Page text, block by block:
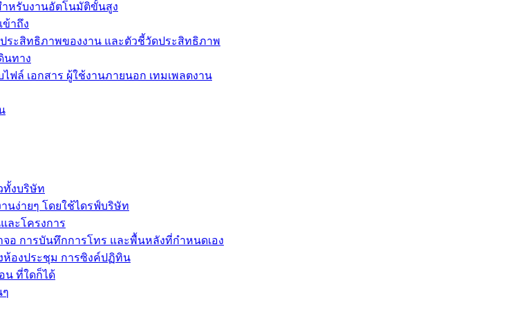
หรับงานอัตโนมัติขั้นสูง
ข้าถึง
ระสิทธิภาพของงาน และตัวชี้วัดประสิทธิภาพ
นทาง
ฟล์ เอกสาร ผู้ใช้งานภายนอก เทมเพลตงาน
ทั้งบริษัท
นง่ายๆ โดยใช้ไดรฟ์บริษัท
ละโครงการ
อ การบันทึกการโทร และพื้นหลังที่กำหนดเอง
ห้องประชุม การซิงค์ปฏิทิน
น ที่ใดก็ได้